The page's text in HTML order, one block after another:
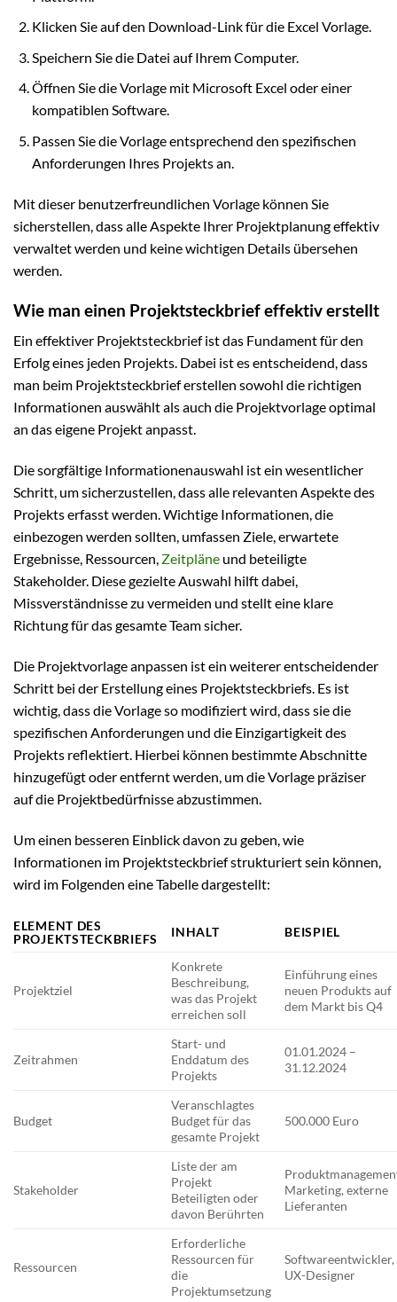
Klicken Sie auf den Download-Link für die Excel Vorlage.
Speichern Sie die Datei auf Ihrem Computer.
Öffnen Sie die Vorlage mit Microsoft Excel oder einer
kompatiblen Software.
Passen Sie die Vorlage entsprechend den spezifischen
Anforderungen Ihres Projekts an.
Mit dieser benutzerfreundlichen Vorlage können Sie
sicherstellen, dass alle Aspekte Ihrer Projektplanung effektiv
verwaltet werden und keine wichtigen Details übersehen
werden.
Wie man einen Projektsteckbrief effektiv erstellt
Ein effektiver Projektsteckbrief ist das Fundament für den
Erfolg eines jeden Projekts. Dabei ist es entscheidend, dass
man beim Projektsteckbrief erstellen sowohl die richtigen
Informationen auswählt als auch die Projektvorlage optimal
an das eigene Projekt anpasst.
Die sorgfältige Informationenauswahl ist ein wesentlicher
Schritt, um sicherzustellen, dass alle relevanten Aspekte des
Projekts erfasst werden. Wichtige Informationen, die
einbezogen werden sollten, umfassen Ziele, erwartete
Ergebnisse, Ressourcen, Zeitpläne und beteiligte
Stakeholder. Diese gezielte Auswahl hilft dabei,
Missverständnisse zu vermeiden und stellt eine klare
Richtung für das gesamte Team sicher.
Die Projektvorlage anpassen ist ein weiterer entscheidender
Schritt bei der Erstellung eines Projektsteckbriefs. Es ist
wichtig, dass die Vorlage so modifiziert wird, dass sie die
spezifischen Anforderungen und die Einzigartigkeit des
Projekts reflektiert. Hierbei können bestimmte Abschnitte
hinzugefügt oder entfernt werden, um die Vorlage präziser
auf die Projektbedürfnisse abzustimmen.
Um einen besseren Einblick davon zu geben, wie
Informationen im Projektsteckbrief strukturiert sein können,
wird im Folgenden eine Tabelle dargestellt:
ELEMENT DES
PROJEKTSTECKBRIEFS
INHALT BEISPIEL
Projektziel
Konkrete
Beschreibung,
was das Projekt
erreichen soll
Einführung eines
neuen Produkts auf
dem Markt bis Q4
Zeitrahmen
Start- und
Enddatum des
Projekts
01.01.2024 –
31.12.2024
Budget
Veranschlagtes
Budget für das
gesamte Projekt
500.000 Euro
Stakeholder
Liste der am
Projekt
Beteiligten oder
davon Berührten
Marketing, externe
Lieferanten
Ressourcen
Erforderliche
Ressourcen für
die
Projektumsetzung
Softwareentwickler,
UX-Designer